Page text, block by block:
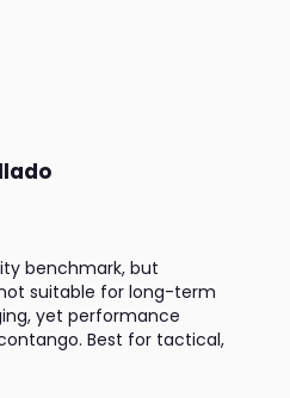
benchmark, but
suitable for long-term
yet performance
Best for tactical,